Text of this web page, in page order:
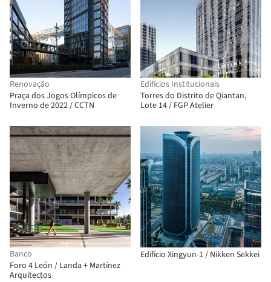
Renovação
Praça dos Jogos Olímpicos de
Inverno de 2022 / CCTN
Edifícios Institucionais
Torres do Distrito de Qiantan,
Lote 14 / FGP Atelier
Banco
Foro 4 León / Landa + Martínez
Arquitectos
Edifício Xingyun-1 / Nikken Sekkei